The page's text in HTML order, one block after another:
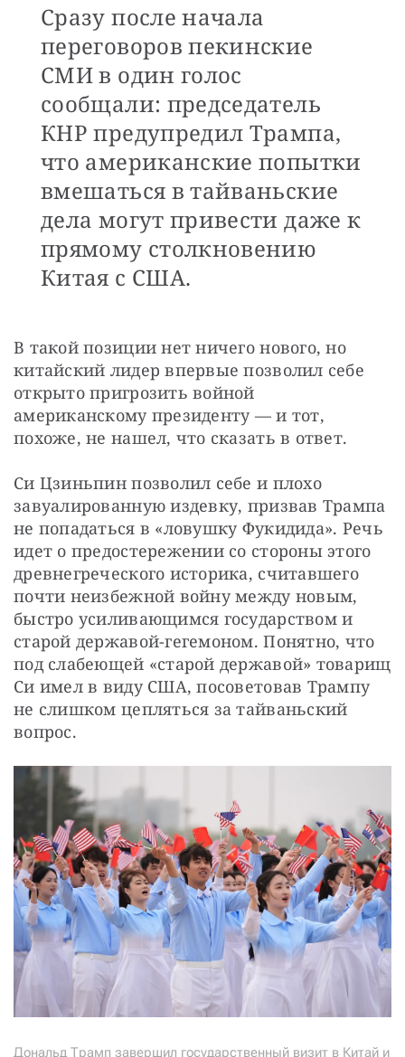
Сразу после начала
переговоров пекинские
СМИ в один голос
сообщали: председатель
КНР предупредил Трампа,
что американские попытки
вмешаться в тайваньские
дела могут привести даже к
прямому столкновению
Китая с США.
В такой позиции нет ничего нового, но
китайский лидер впервые позволил себе
открыто пригрозить войной
американскому президенту — и тот,
похоже, не нашел, что сказать в ответ.
Си Цзиньпин позволил себе и плохо
завуалированную издевку, призвав Трампа
не попадаться в «ловушку Фукидида». Речь
идет о предостережении со стороны этого
древнегреческого историка, считавшего
почти неизбежной войну между новым,
быстро усиливающимся государством и
старой державой-гегемоном. Понятно, что
под слабеющей «старой державой» товарищ
Си имел в виду США, посоветовав Трампу
не слишком цепляться за тайваньский
вопрос.
Дональд Трамп завершил государственный визит в Китай и